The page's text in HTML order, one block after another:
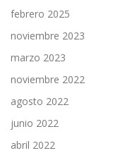
febrero 2025
noviembre 2023
marzo 2023
noviembre 2022
agosto 2022
junio 2022
abril 2022